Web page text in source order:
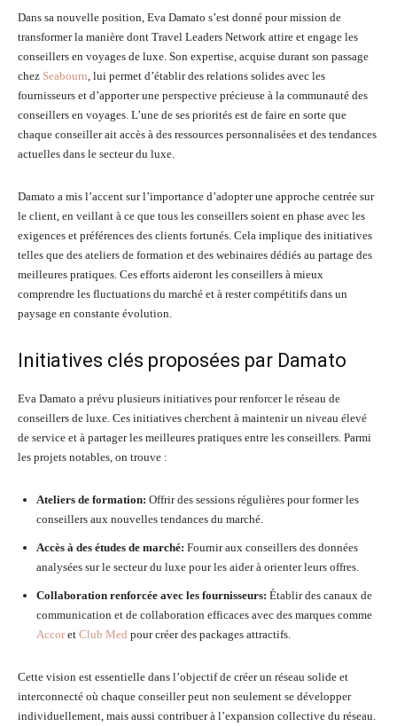
Dans sa nouvelle position, Eva Damato s’est donné pour mission de
transformer la manière dont Travel Leaders Network attire et engage les
conseillers en voyages de luxe. Son expertise, acquise durant son passage
chez Seabourn, lui permet d’établir des relations solides avec les
fournisseurs et d’apporter une perspective précieuse à la communauté des
conseillers en voyages. L’une de ses priorités est de faire en sorte que
chaque conseiller ait accès à des ressources personnalisées et des tendances
actuelles dans le secteur du luxe.
Damato a mis l’accent sur l’importance d’adopter une approche centrée sur
le client, en veillant à ce que tous les conseillers soient en phase avec les
exigences et préférences des clients fortunés. Cela implique des initiatives
telles que des ateliers de formation et des webinaires dédiés au partage des
meilleures pratiques. Ces efforts aideront les conseillers à mieux
comprendre les fluctuations du marché et à rester compétitifs dans un
paysage en constante évolution.
Initiatives clés proposées par Damato
Eva Damato a prévu plusieurs initiatives pour renforcer le réseau de
conseillers de luxe. Ces initiatives cherchent à maintenir un niveau élevé
de service et à partager les meilleures pratiques entre les conseillers. Parmi
les projets notables, on trouve :
Ateliers de formation: Offrir des sessions régulières pour former les
conseillers aux nouvelles tendances du marché.
Accès à des études de marché: Fournir aux conseillers des données
analysées sur le secteur du luxe pour les aider à orienter leurs offres.
Collaboration renforcée avec les fournisseurs: Établir des canaux de
communication et de collaboration efficaces avec des marques comme
Accoret Club Med pour créer des packages attractifs.
Cette vision est essentielle dans l’objectif de créer un réseau solide et
interconnecté où chaque conseiller peut non seulement se développer
individuellement, mais aussi contribuer à l’expansion collective du réseau.